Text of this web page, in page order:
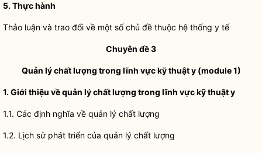
5. Thực hành
Thảo luận và trao đổi về một số chủ đề thuộc hệ thống y tế
Chuyên đề 3
Quản lý chất lượng trong lĩnh vực kỹ thuật y (module 1)
1. Giới thiệu về quản lý chất lượng trong lĩnh vực kỹ thuật y
1.1. Các định nghĩa về quản lý chất lượng
1.2. Lịch sử phát triển của quản lý chất lượng